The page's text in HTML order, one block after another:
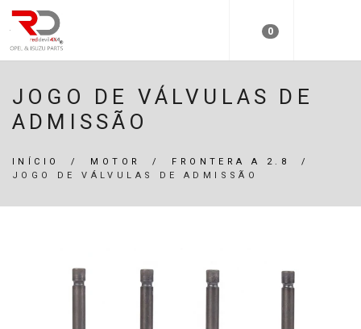
0
JOGO DE VÁLVULAS DE
ADMISSÃO
INÍCIO / MOTOR / FRONTERA A 2.8
/
JOGO DE VÁLVULAS DE ADMISSÃO